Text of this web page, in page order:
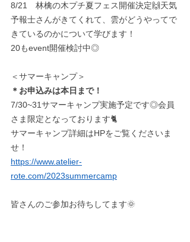
8/21　林檎の木プチ夏フェス開催決定🙌天気
予報士さんがきてくれて、雲がどうやってで
きているのかについて学びます！
20もevent開催検討中◎
＜サマーキャンプ＞
＊お申込みは本日まで！
7/30~31サマーキャンプ実施予定です◎会員
さま限定となっております🐈
サマーキャンプ詳細はHPをご覧くださいま
せ！
https://www.atelier-
rote.com/2023summercamp
皆さんのご参加お待ちしてます🌞